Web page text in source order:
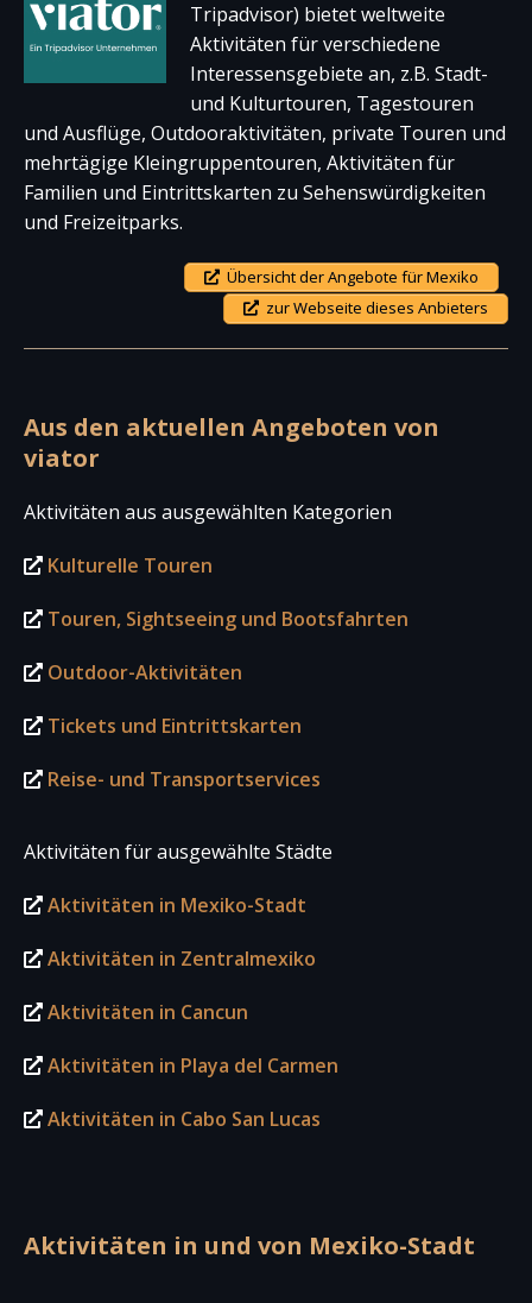
Tripadvisor) bietet weltweite
Aktivitäten für verschiedene
Interessensgebiete an, z.B. Stadt-
und Kulturtouren, Tagestouren
und Ausflüge, Outdooraktivitäten, private Touren und
mehrtägige Kleingruppentouren, Aktivitäten für
Familien und Eintrittskarten zu Sehenswürdigkeiten
und Freizeitparks.
Übersicht der Angebote für Mexiko
zur Webseite dieses Anbieters
Aus den aktuellen Angeboten von
viator
Aktivitäten aus ausgewählten Kategorien
Kulturelle Touren
Touren, Sightseeing und Bootsfahrten
Outdoor-Aktivitäten
Tickets und Eintrittskarten
Reise- und Transportservices
Aktivitäten für ausgewählte Städte
Aktivitäten in Mexiko-Stadt
Aktivitäten in Zentralmexiko
Aktivitäten in Cancun
Aktivitäten in Playa del Carmen
Aktivitäten in Cabo San Lucas
Aktivitäten in und von Mexiko-Stadt